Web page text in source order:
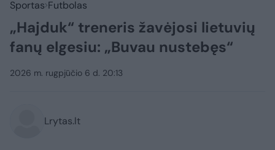
Sportas Futbolas
„Hajduk“ treneris žavėjosi lietuvių
fanų elgesiu: „Buvau nustebęs“
2026 m. rugpjūčio 6 d. 20:13
Lrytas.lt